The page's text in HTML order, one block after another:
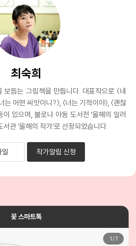
최숙희
듬는 그림책을 만듭니다. 대표작으로 〈네
는 어떤 씨앗이니?〉, 〈너는 기적이야〉, 〈괜찮
이 있으며, 볼로냐 아동 도서전 ‘올해의 일러
관 ‘올해의 작가’로 선정되었습니다.
일 작가알림 신청
꽃 스마트톡
1 /7